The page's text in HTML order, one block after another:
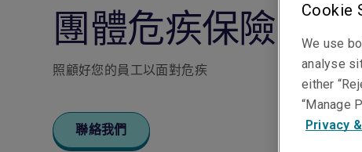
團體危疾保險
照顧好您的員工以面對危疾
聯絡我們
Cookie
We use
analyse
either
“Manage
Privacy